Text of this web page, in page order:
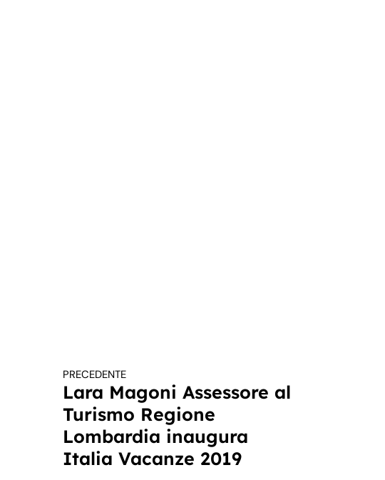
Continua a leggere
PRECEDENTE
Lara Magoni Assessore al
Turismo Regione
Lombardia inaugura
Italia Vacanze 2019